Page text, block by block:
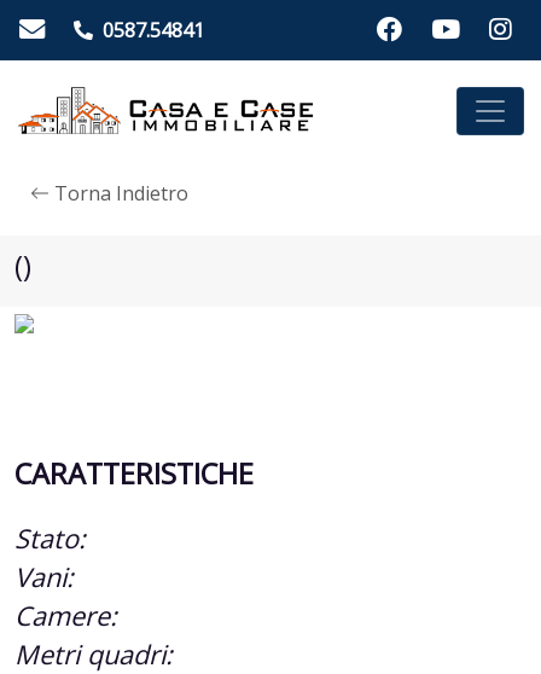
0587.54841
Torna Indietro
()
CARATTERISTICHE
Stato:
Vani:
Camere:
Metri quadri: